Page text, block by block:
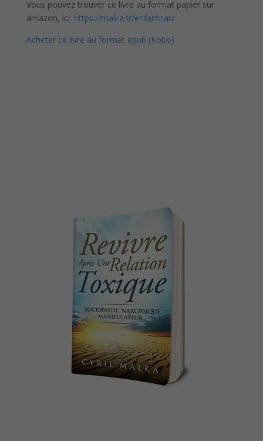
Vous pouvez trouver ce livre au format papier sur
amazon, ici: https://malka.fr/enfantnarc
Acheter ce livre au format epub (Kobo)